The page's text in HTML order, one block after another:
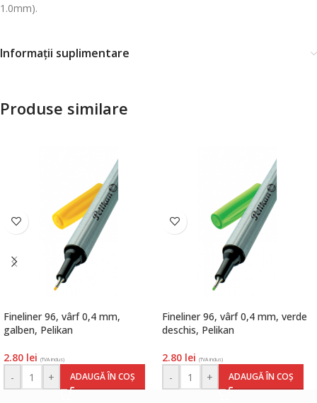
1.0mm).
Informații suplimentare
Produse similare
Fineliner 96, vârf 0,4 mm,
galben, Pelikan
2.80 lei (TVA inclus)
- + ADAUGĂ ÎN COȘ
Fineliner 96, vârf 0,4 mm, verde
deschis, Pelikan
2.80 lei (TVA inclus)
- + ADAUGĂ ÎN COȘ